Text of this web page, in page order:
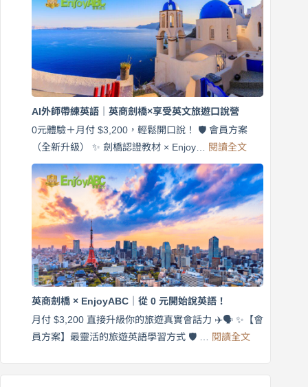
天
說
英
語！
英
商
劍
口
說
營
月
$3,200，
出
國
在
AI外師帶練英語｜英商劍橋×享受英文旅遊口說營
0元體驗＋月付 $3,200，輕鬆開口說！ 🛡️ 會員方案
（全新升級） ✨ 劍橋認證教材 × Enjoy… 閱讀全文:
外
師
帶
練
英
｜
英
商
×
享
受
英商劍橋 × EnjoyABC｜從 0 元開始說英語！
月付 $3,200 直接升級你的旅遊真實會話力 ✈️🗣️ ✨【會
員方案】最靈活的旅遊英語學習方式 🛡️ … 閱讀全文:
商
劍